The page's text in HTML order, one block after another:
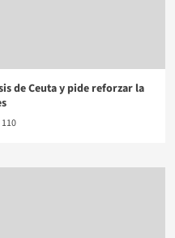
de Ceuta y pide reforzar la
110